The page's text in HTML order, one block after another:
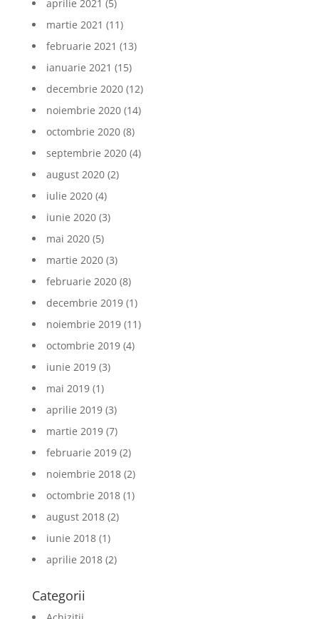
aprilie 2021 (5)
martie 2021 (11)
februarie 2021 (13)
ianuarie 2021 (15)
decembrie 2020(12)
noiembrie 2020(14)
octombrie 2020(8)
septembrie 2020(4)
august 2020(2)
iulie 2020(4)
iunie 2020(3)
mai 2020(5)
martie 2020(3)
februarie 2020(8)
decembrie 2019(1)
noiembrie 2019(11)
octombrie 2019(4)
iunie 2019(3)
mai 2019(1)
aprilie 2019(3)
martie 2019(7)
februarie 2019(2)
noiembrie 2018(2)
octombrie 2018(1)
august 2018(2)
iunie 2018(1)
aprilie 2018(2)
Categorii